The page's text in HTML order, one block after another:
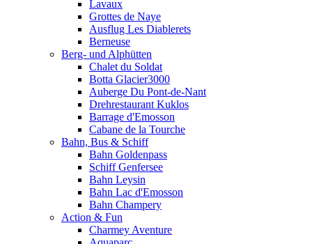
Lavaux
Grottes de Naye
Ausflug Les Diablerets
Berneuse
Berg- und Alphütten
Chalet du Soldat
Botta Glacier3000
Auberge Du Pont-de-Nant
Drehrestaurant Kuklos
Barrage d'Emosson
Cabane de la Tourche
Bahn, Bus & Schiff
Bahn Goldenpass
Schiff Genfersee
Bahn Leysin
Bahn Lac d'Emosson
Bahn Champery
Action & Fun
Charmey Aventure